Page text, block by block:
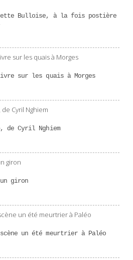
Bulloise, à la fois postière
sur les quais à Morges
de Cyril Nghiem
giron
un été meurtrier à Paléo